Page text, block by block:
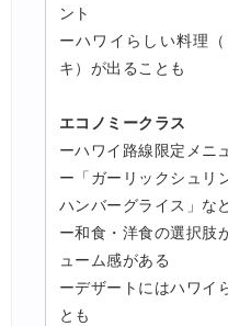
ント
ーハワイらしい料理
キ）が出ることも
エコノミークラス
ーハワイ路線限定メニ
ー「ガーリックシュリ
ハンバーグライス」な
ー和食・洋食の選択肢
ューム感がある
ーデザートにはハワイ
とも